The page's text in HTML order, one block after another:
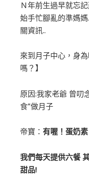
Ｎ年前生過早就忘
始手忙腳亂的準媽
關資訊..
來到月子中心，身為
嗎？】
原因:我家老爺 曾叨
食”做月子
帝寶： 有喔！蛋奶
我們每天提供六餐
甜品!